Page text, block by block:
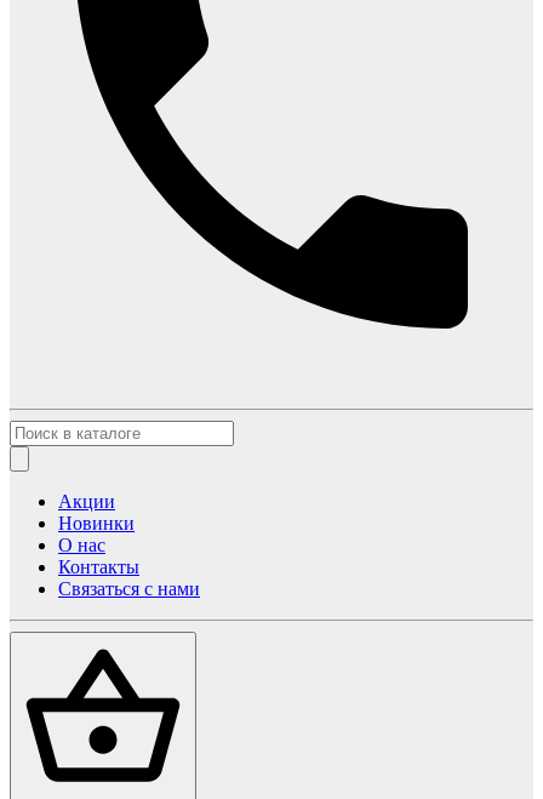
Акции
Новинки
О нас
Контакты
Связаться с нами